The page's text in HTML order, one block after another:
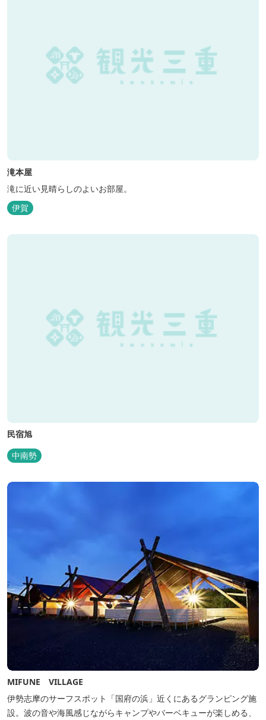
滝本屋
滝に近い見晴らしのよいお部屋。
伊賀
民宿旭
中南勢
MIFUNE VILLAGE
伊勢志摩のサーフスポット「国府の浜」近くにあるグランピング施
設。波の音や海風感じながらキャンプやバーベキューが楽しめる、